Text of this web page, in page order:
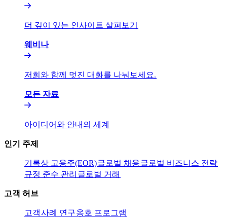
더 깊이 있는 인사이트 살펴보기​​
웨비나​​
저희와 함께 멋진 대화를 나눠보세요.​​
모든 자료​​
아이디어와 안내의 세계​​
인기 주제​​
기록상 고용주(EOR)​​글로벌 채용​​글로벌 비즈니스 전략​​
규정 준수 관리​​ 글로벌 거래​​
고객 허브​​
고객​​사례 연구​​옹호 프로그램​​